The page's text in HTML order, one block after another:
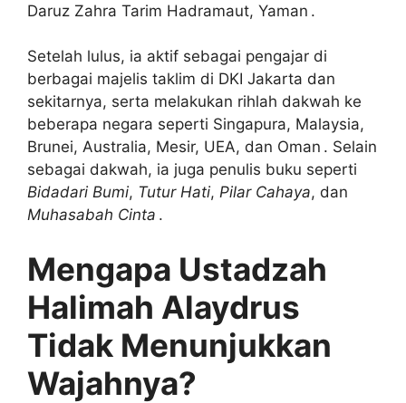
Daruz Zahra Tarim Hadramaut, Yaman .
Setelah lulus, ia aktif sebagai pengajar di
berbagai majelis taklim di DKI Jakarta dan
sekitarnya, serta melakukan rihlah dakwah ke
beberapa negara seperti Singapura, Malaysia,
Brunei, Australia, Mesir, UEA, dan Oman . Selain
sebagai dakwah, ia juga penulis buku seperti
Bidadari Bumi, Tutur Hati, Pilar Cahaya, dan
Muhasabah Cinta .
Mengapa Ustadzah
Halimah Alaydrus
Tidak Menunjukkan
Wajahnya?